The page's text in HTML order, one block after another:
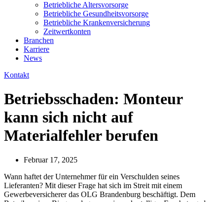
Betriebliche Altersvorsorge
Betriebliche Gesundheitsvorsorge
Betriebliche Krankenversicherung
Zeitwertkonten
Branchen
Karriere
News
Kontakt
Betriebsschaden: Monteur
kann sich nicht auf
Materialfehler berufen
Februar 17, 2025
Wann haftet der Unternehmer für ein Verschulden seines
Lieferanten? Mit dieser Frage hat sich im Streit mit einem
Gewerbeversicherer das OLG Brandenburg beschäftigt. Dem